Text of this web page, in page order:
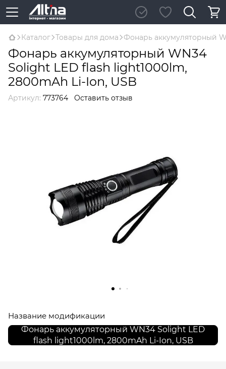
Каталог Товары для дома Фонарь аккумуляторный
Фонарь аккумуляторный WN34
Solight LED flash light1000lm,
2800mAh Li-Ion, USB
Артикул: 773764 Оставить отзыв
Название модификации
Фонарь аккумуляторный WN34 Solight LED
flash light1000lm, 2800mAh Li-Ion, USB